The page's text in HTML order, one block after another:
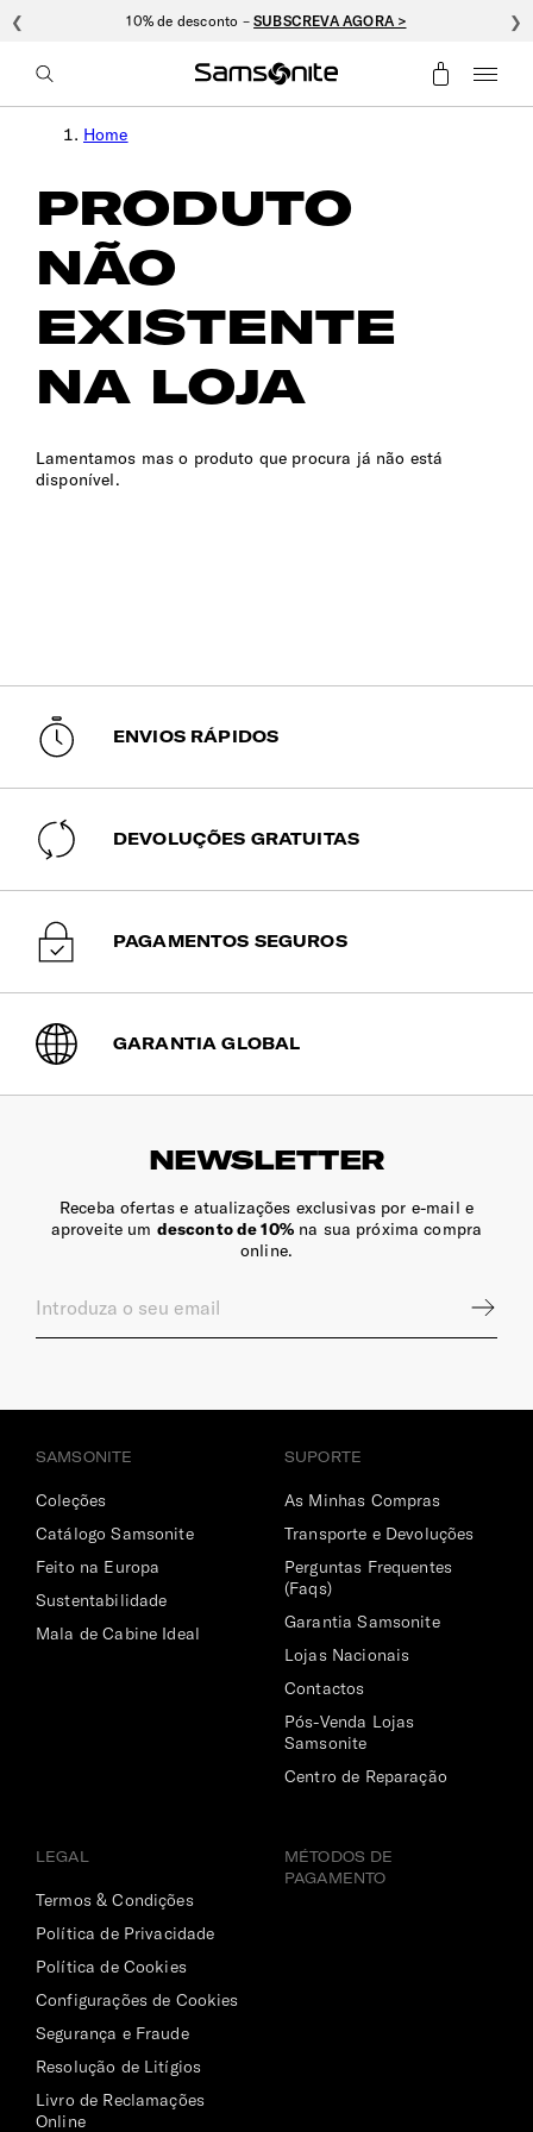
10% de desconto –SUBSCREVA AGORA >
❮ ❯
Home
PRODUTO
NÃO
EXISTENTE
NA LOJA
Lamentamos mas o produto que procura já não está
disponível.
ENVIOS RÁPIDOS
DEVOLUÇÕES GRATUITAS
PAGAMENTOS SEGUROS
GARANTIA GLOBAL
NEWSLETTER
Receba ofertas e atualizações exclusivas por e-mail e
aproveite um desconto de 10%na sua próxima compra
online.
SAMSONITE
Coleções
Catálogo Samsonite
Feito na Europa
Sustentabilidade
Mala de Cabine Ideal
SUPORTE
As Minhas Compras
Transporte e Devoluções
Perguntas Frequentes
(Faqs)
Garantia Samsonite
Lojas Nacionais
Contactos
Pós-Venda Lojas
Samsonite
Centro de Reparação
LEGAL
Termos & Condições
Política de Privacidade
Política de Cookies
Configurações de Cookies
Segurança e Fraude
Resolução de Litígios
Livro de Reclamações
Online
MÉTODOS DE
PAGAMENTO